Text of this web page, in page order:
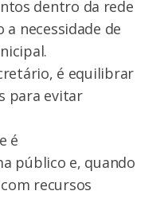
dentro da rede
necessidade de
é equilibrar
para evitar
é
público e, quando
recursos